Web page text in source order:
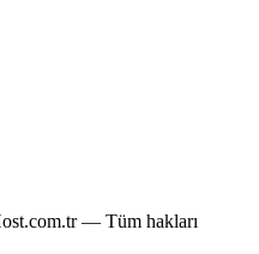
— Tüm hakları